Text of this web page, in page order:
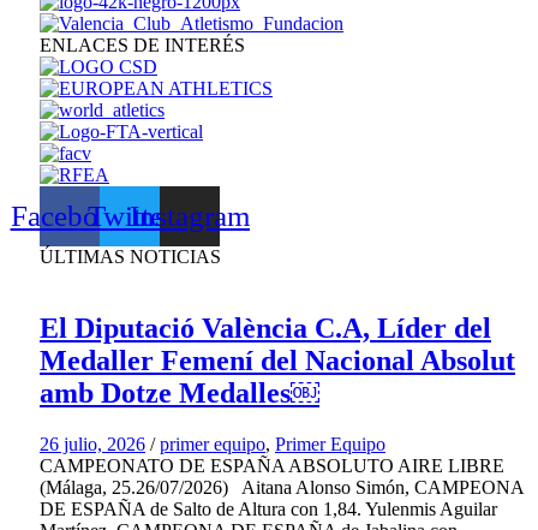
ENLACES DE INTERÉS
FacebookTwitterInstagram
ÚLTIMAS NOTICIAS
El Diputació València C.A, Líder del
Medaller Femení del Nacional Absolut
amb Dotze Medalles￼
26 julio, 2026 / primer equipo, Primer Equipo
CAMPEONATO DE ESPAÑA ABSOLUTO AIRE LIBRE
(Málaga, 25.26/07/2026) Aitana Alonso Simón, CAMPEONA
DE ESPAÑA de Salto de Altura con 1,84. Yulenmis Aguilar